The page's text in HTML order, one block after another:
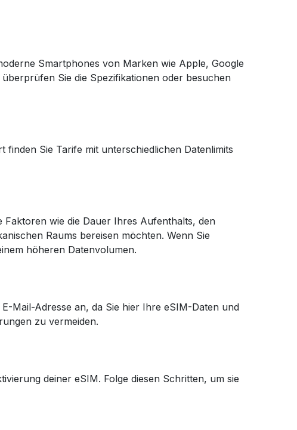
Smartphones von Marken wie Apple, Google
Sie die Spezifikationen oder besuchen
Sie Tarife mit unterschiedlichen Datenlimits
wie die Dauer Ihres Aufenthalts, den
Raums bereisen möchten. Wenn Sie
höheren Datenvolumen.
Mail-Adresse an, da Sie hier Ihre eSIM-Daten und
zu vermeiden.
deiner eSIM. Folge diesen Schritten, um sie